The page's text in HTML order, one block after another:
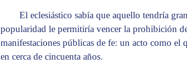
El eclesiástico sabía que aquello tendría
popularidad le permitiría vencer la prohibición
manifestaciones públicas de fe: un acto como
en cerca de cincuenta años.